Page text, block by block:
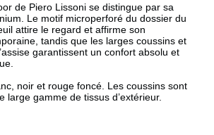
de Piero Lissoni se distingue par sa
Le motif microperforé du dossier du
attire le regard et affirme son
tandis que les larges coussins et
garantissent un confort absolu et
noir et rouge foncé. Les coussins sont
large gamme de tissus d’extérieur.